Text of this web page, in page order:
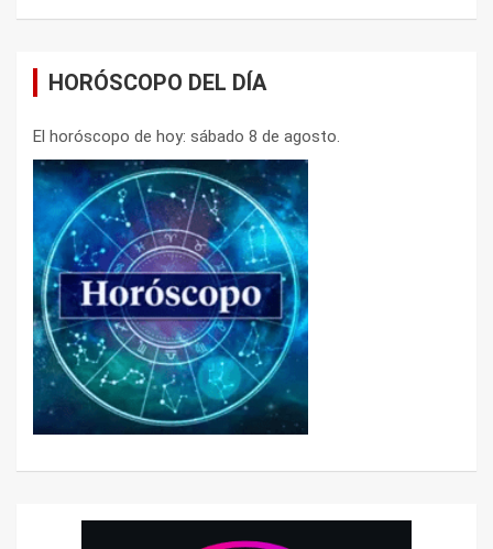
HORÓSCOPO DEL DÍA
El horóscopo de hoy: sábado 8 de agosto.